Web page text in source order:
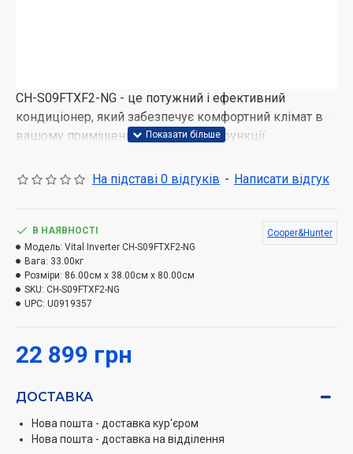
CH-S09FTXF2-NG - це потужний і ефективний
кондиціонер, який забезпечує комфортний клімат в
вашому приміщенні. Він пропонує функції
повітря, що забезпечує всебічний контроль над
охолоджувати або обігрівати приміщення швидко і
ефективно. Кондиціонер має сучасний дизайн, що
впишеться в будь-який інтер'єр. Він оснащений
зручним пультом дистанційного керування, що
дозволяє вам зручно налаштовувати його параметри.
На підставі 0 відгуків - Написати відгук
22 899 грн
В НАЯВНОСТІ
Модель: Vital Inverter CH-S09FTXF2-NG
Вага: 33.00кг
Розміри: 86.00см x 38.00см x 80.00см
SKU: CH-S09FTXF2-NG
UPC: U0919357
Cooper&Hunter
ДОСТАВКА
Нова пошта - доставка кур'єром
Нова пошта - доставка на відділення